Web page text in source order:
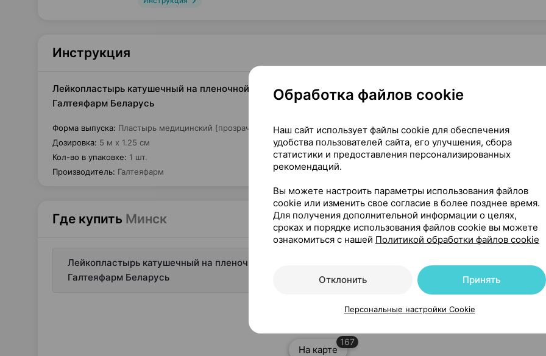
Инструкция
Лейкопластырь катушечный на пленочной основе, пластырь медицинский [прозрачный], 5 м х 1.25 см ×1,
Галтеяфарм Беларусь
Форма выпуска: Пластырь медицинский [прозрачный]
Дозировка: 5 м х 1.25 см
Кол-во в упаковке: 1 шт.
Производитель: Галтеяфарм
Где купить Минск
Лейкопластырь катушечный на пленочной основе, пластырь медицинский [прозрачный], 5 м х 1.25 см
Галтеяфарм Беларусь
На карте
167
Обработка файлов cookie
Наш сайт использует файлы cookie для обеспечения
удобства пользователей сайта, его улучшения, сбора
статистики и предоставления персонализированных
рекомендаций.
Вы можете настроить параметры использования файлов
cookie или изменить свое согласие в более позднее время.
Для получения дополнительной информации о целях,
сроках и порядке использования файлов cookie вы можете
ознакомиться с нашей Политикой обработки файлов cookie
Отклонить Принять
Персональные настройки Cookie